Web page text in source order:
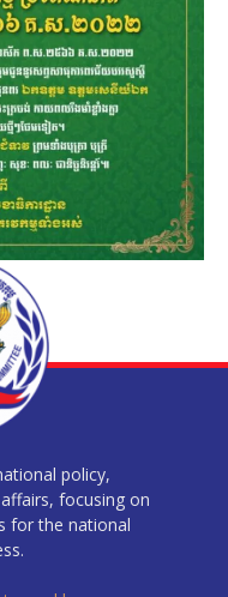
policy,
focusing on
for the national